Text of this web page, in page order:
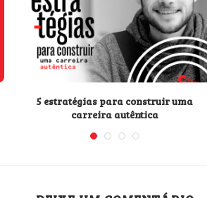
5 estratégias para construir uma
carreira autêntica